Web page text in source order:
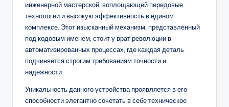
инженерной мастерской, воплощающей передовые
технологии и высокую эффективность в едином
комплексе. Этот изысканный механизм, представленный
под кодовым именем, стоит у врат революции в
автоматизированных процессах, где каждая деталь
подчиняется строгим требованиям точности и
надежности.
Уникальность данного устройства проявляется в его
способности элегантно сочетать в себе техническое